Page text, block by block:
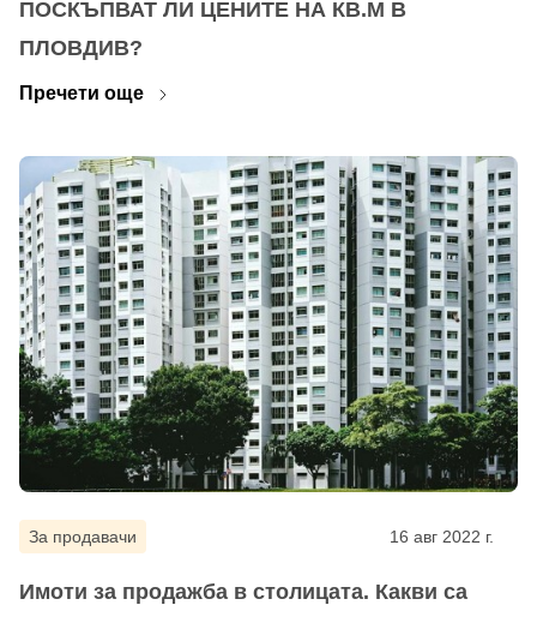
Парола
Забравена парола?
Вход
Вход като гост
или използвай профил
Вход с Google
ПОСКЪПВАТ ЛИ ЦЕНИТЕ НА КВ.М В
ПЛОВДИВ?
Пречети още
За продавачи 16 авг 2022 г.
Имоти за продажба в столицата. Какви са